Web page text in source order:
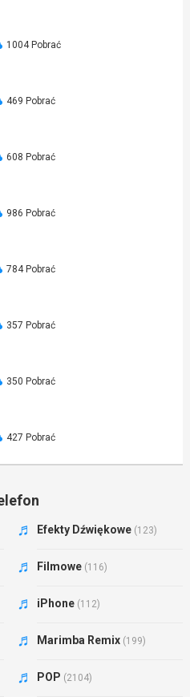
1004 Pobrać
469 Pobrać
608 Pobrać
986 Pobrać
784 Pobrać
357 Pobrać
350 Pobrać
427 Pobrać
Efekty Dźwiękowe (123)
Filmowe (116)
iPhone (112)
Marimba Remix (199)
POP (2104)